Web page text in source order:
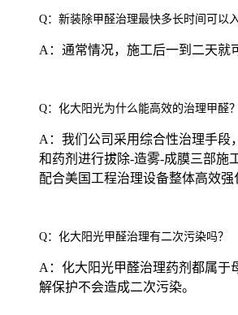
Q：新装除甲醛治理最快多长时间可以入
A：通常情况，施工后一到二天就
Q：化大阳光为什么能高效的治理甲醛？
A：我们公司采用综合性治理手段
和药剂进行拔除-造雾-成膜三部施
配合美国工程治理设备整体高效强
Q：化大阳光甲醛治理有二次污染吗？
A：化大阳光甲醛治理药剂都属于
解保护不会造成二次污染。